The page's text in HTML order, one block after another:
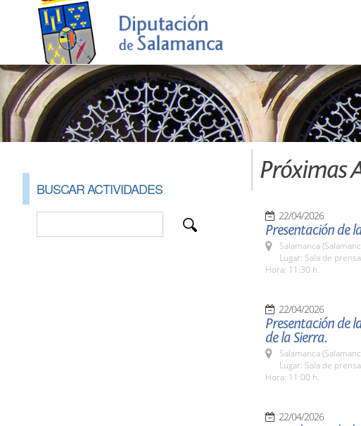
BUSCAR ACTIVIDADES
Próximas
22/04/2026
Presentación de
Salamanca
Lugar: Sala de
Hora: 11:30 h.
22/04/2026
Presentación de
de la Sierra.
Salamanca
Lugar: Sala de
Hora: 11:00 h.
22/04/2026